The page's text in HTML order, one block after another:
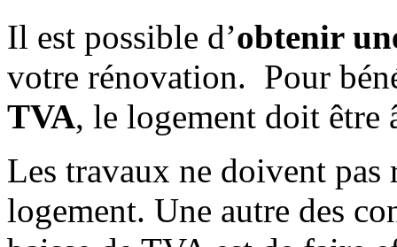
Il est possible d’obtenir
votre rénovation. Pour
TVA, le logement doit être
Les travaux ne doivent pas
logement. Une autre des